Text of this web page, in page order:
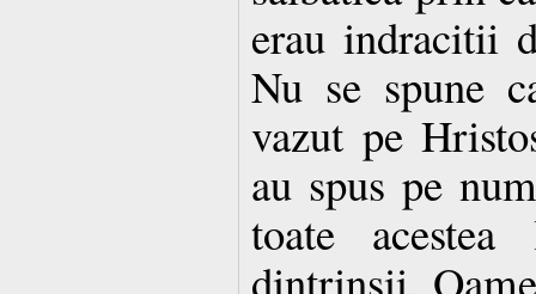
erau indracitii
Nu se spune
vazut pe
au spus pe
toate
dintrinsii.